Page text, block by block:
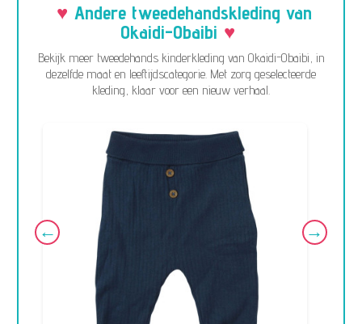
Andere tweedehandskleding van
Okaidi-Obaibi
Bekijk meer tweedehands kinderkleding van Okaidi-Obaibi, in
dezelfde maat en leeftijdscategorie. Met zorg geselecteerde
kleding, klaar voor een nieuw verhaal.